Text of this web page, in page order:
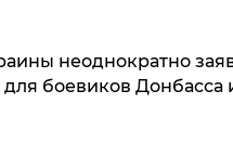
неоднократно
боевиков Донбасса